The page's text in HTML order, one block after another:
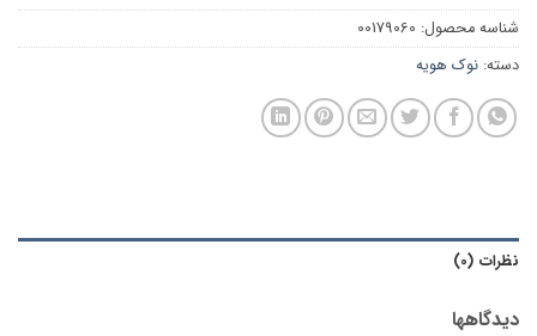
شناسه محصول: 00179060
دسته: نوک هویه
نظرات (0)
دیدگاهها